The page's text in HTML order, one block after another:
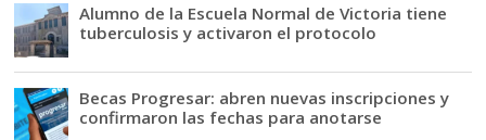
Alumno de la Escuela Normal de Victoria tiene
tuberculosis y activaron el protocolo
Becas Progresar: abren nuevas inscripciones y
confirmaron las fechas para anotarse